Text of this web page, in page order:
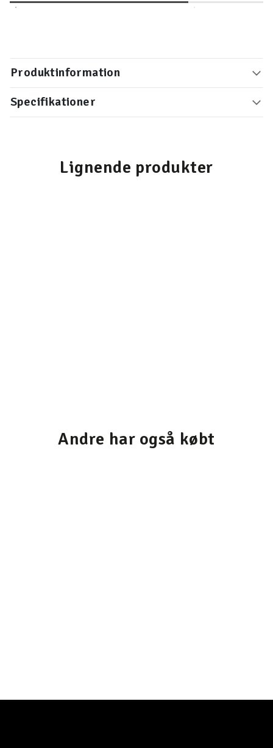
Produktinformation
Specifikationer
Lignende produkter
Andre har også købt